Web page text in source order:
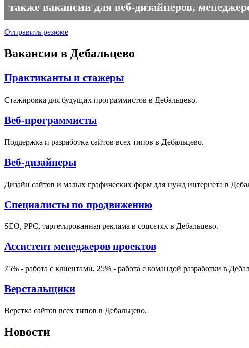
также вакансии для веб-дизайнеров,
Отправить резюме
Вакансии в Дебальцево
Практиканты и стажеры
Стажировка для будущих программистов в Дебальцево.
Веб-программисты
Поддержка и разработка сайтов всех типов в Дебальцево.
Веб-дизайнеры
Дизайн сайтов и малых графических форм для нужд интернета в
Специалисты по продвижению
SEO, PPC, таргетированная реклама в соцсетях в Дебальцево.
Ассистент менеджеров проектов
75% - работа с клиентами, 25% - работа с командой разработки в
Верстальщики
Верстка сайтов всех типов в Дебальцево.
Новости